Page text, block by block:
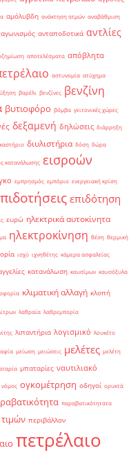
αμόλυβδη ανάκτηση ατμών αναβάθμιση
ανταποδοτικά αντλίες
αποτελέσματα απόβλητα
αστυνομία ατύχημα
βαρέλι βενζίνες βενζίνη
βυτιοφόρο βόμβα γειτονικές χώρες
δεξαμενή δηλώσεις διάρρηξη
διυλιστήρια δόση δώρα
κατανάλωσης εισροών
εμπρησμός εμπόριο ενεργειακή κρίση
επιδότηση
ευρώ ηλεκτρικά αυτοκίνητα
ηλεκτροκίνηση θέση θερμική
ισχύ ιχνηθέτης κάμερα ασφαλείας
κατανάλωση καυσίμων καυσόξυλα
κλιματική αλλαγή κλοπή
λαθραία λαθρεμπορία
λιπαντήρια λογισμικό λουκέτο
μείωση μειώσεις μελέτες μελέτη
μπαταρίες ναυτιλιακό
νόμος ογκομέτρηση οδηγοί ορυκτά
παραβατικότητατα
περιβάλλον
πετρέλαιο